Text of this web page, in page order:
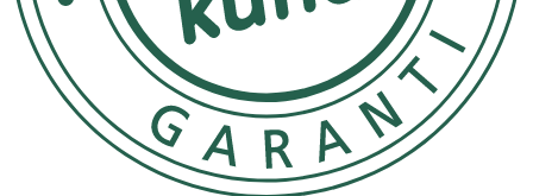
- Tål maskindisk för enkel rengöring
Innehåll:
Kommer i set om 2:blå & sand
För en komplett matupplevelse, matcha med: